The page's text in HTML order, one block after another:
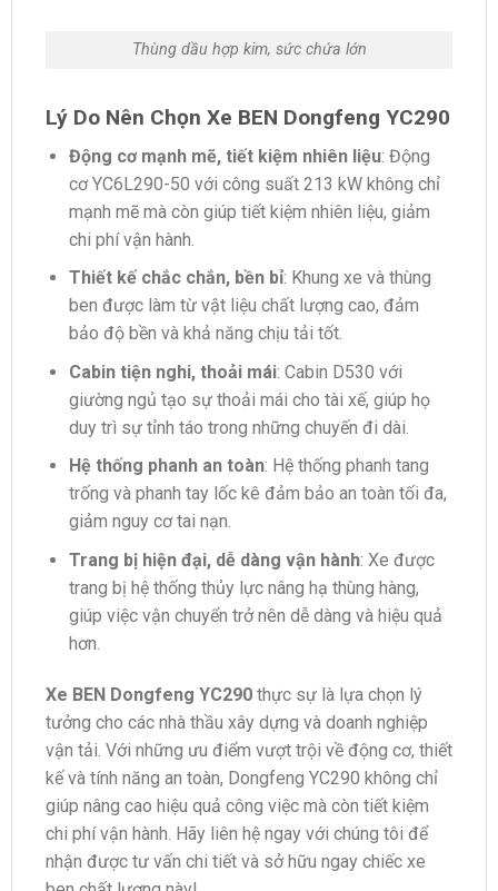
Thùng dầu hợp kim, sức chứa lớn
Lý Do Nên Chọn Xe BEN Dongfeng YC290
Động cơ mạnh mẽ, tiết kiệm nhiên liệu: Động
cơ YC6L290-50 với công suất 213 kW không chỉ
mạnh mẽ mà còn giúp tiết kiệm nhiên liệu, giảm
chi phí vận hành.
Thiết kế chắc chắn, bền bỉ: Khung xe và thùng
ben được làm từ vật liệu chất lượng cao, đảm
bảo độ bền và khả năng chịu tải tốt.
Cabin tiện nghi, thoải mái: Cabin D530 với
giường ngủ tạo sự thoải mái cho tài xế, giúp họ
duy trì sự tỉnh táo trong những chuyến đi dài.
Hệ thống phanh an toàn: Hệ thống phanh tang
trống và phanh tay lốc kê đảm bảo an toàn tối đa,
giảm nguy cơ tai nạn.
Trang bị hiện đại, dễ dàng vận hành: Xe được
trang bị hệ thống thủy lực nâng hạ thùng hàng,
giúp việc vận chuyển trở nên dễ dàng và hiệu quả
hơn.
Xe BEN Dongfeng YC290thực sự là lựa chọn lý
tưởng cho các nhà thầu xây dựng và doanh nghiệp
vận tải. Với những ưu điểm vượt trội về động cơ, thiết
kế và tính năng an toàn, Dongfeng YC290 không chỉ
giúp nâng cao hiệu quả công việc mà còn tiết kiệm
chi phí vận hành. Hãy liên hệ ngay với chúng tôi để
nhận được tư vấn chi tiết và sở hữu ngay chiếc xe